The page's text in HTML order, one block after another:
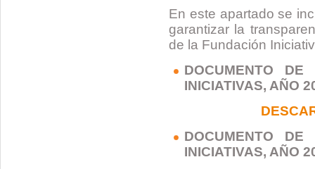
En este apartado se
garantizar la
de la Fundación
DOCUMENTO DE
INICIATIVAS, AÑO
DOCUMENTO DE
INICIATIVAS, AÑO